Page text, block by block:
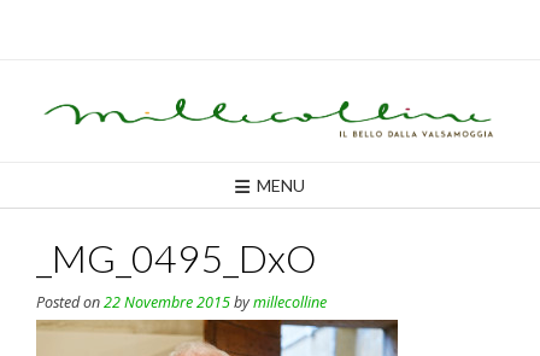
MENU
_MG_0495_DxO
Posted on22 Novembre 2015bymillecolline